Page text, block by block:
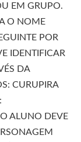
EM GRUPO.
O NOME
POR
IDENTIFICAR
DA
CURUPIRA
O ALUNO DEVE